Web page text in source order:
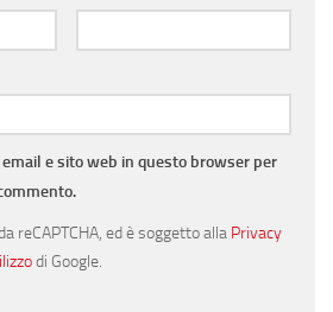
e sito web in questo browser per
reCAPTCHA, ed è soggetto alla Privacy
di Google.